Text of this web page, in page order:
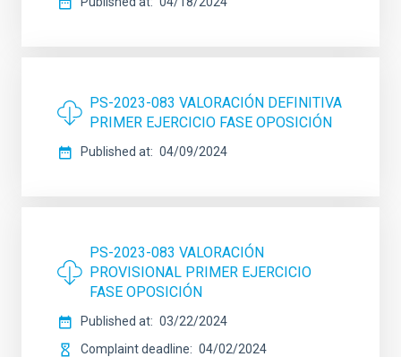
PS-2023-083 VALORACIÓN DEFINITIVA
PRIMER EJERCICIO FASE OPOSICIÓN
Published at 04/09/2024
PS-2023-083 VALORACIÓN
PROVISIONAL PRIMER EJERCICIO
FASE OPOSICIÓN
Published at
03/22/2024
Complaint deadline
04/02/2024